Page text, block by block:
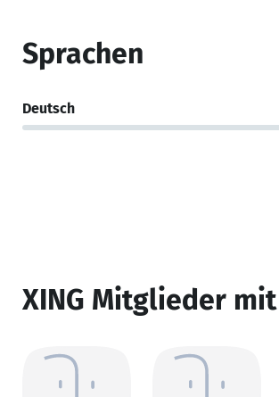
Sprachen
Deutsch
XING Mitglieder